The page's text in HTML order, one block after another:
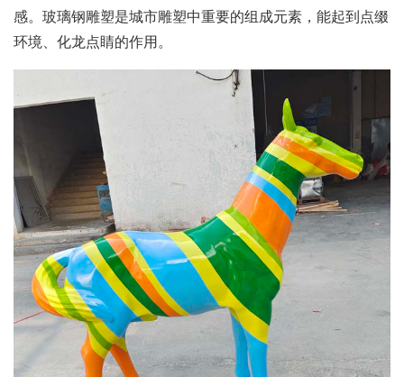
感。玻璃钢雕塑是城市雕塑中重要的组成元素，能起到点缀
环境、化龙点睛的作用。